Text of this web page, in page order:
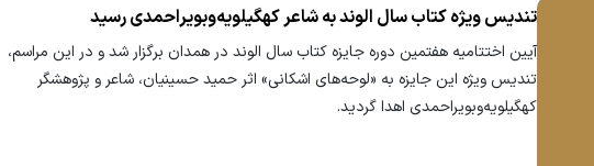
تندیس ویژه کتاب سال الوند به شاعر کهگیلویه‌وبویراحمدی رسید
آیین اختتامیه هفتمین دوره جایزه کتاب سال الوند در همدان برگزار شد و در این مراسم،
تندیس ویژه این جایزه به «لوحه‌های اشکانی» اثر حمید حسینیان، شاعر و پژوهشگر
کهگیلویه‌وبویراحمدی اهدا گردید.